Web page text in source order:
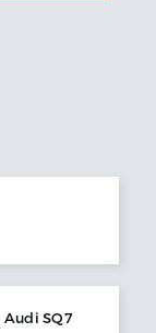
Audi SQ7